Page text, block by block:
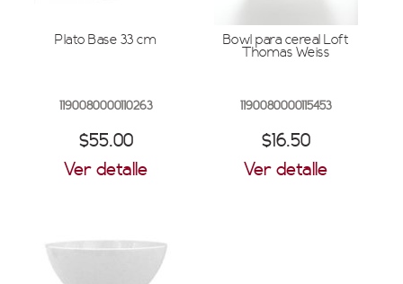
Plato Base 33 cm
1190080000110263
$55.00
Ver detalle
Bowl para cereal Loft
Thomas Weiss
1190080000115453
$16.50
Ver detalle